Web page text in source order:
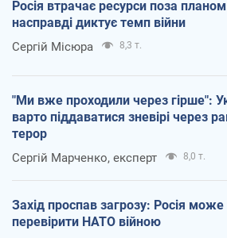
Росія втрачає ресурси поза
насправді диктує темп війни
Сергій Місюра 8,3 т.
"Ми вже проходили через гірше":
варто піддаватися зневірі через
терор
Сергій Марченко, експерт 8,0 т.
Захід проспав загрозу: Росія може
перевірити НАТО війною